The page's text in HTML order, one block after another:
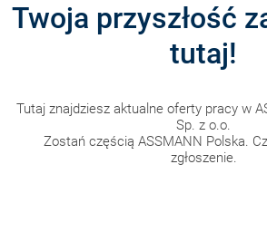
Twoja przyszłość
tutaj!
Tutaj znajdziesz aktualne oferty pracy w
Sp. z o.o.
Zostań częścią ASSMANN Polska.
zgłoszenie.